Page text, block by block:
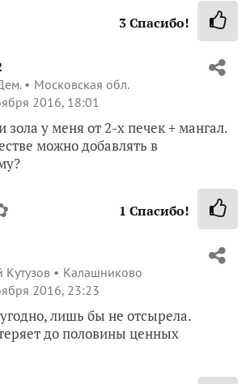
3Спасибо!
Московская обл.
2016, 18:01
зола у меня от 2-х печек + мангал.
можно добавлять в
1 Спасибо!
Кутузов
Калашниково
2016, 23:23
лишь бы не отсырела.
до половины ценных